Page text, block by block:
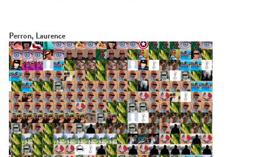
Perron, Laurence